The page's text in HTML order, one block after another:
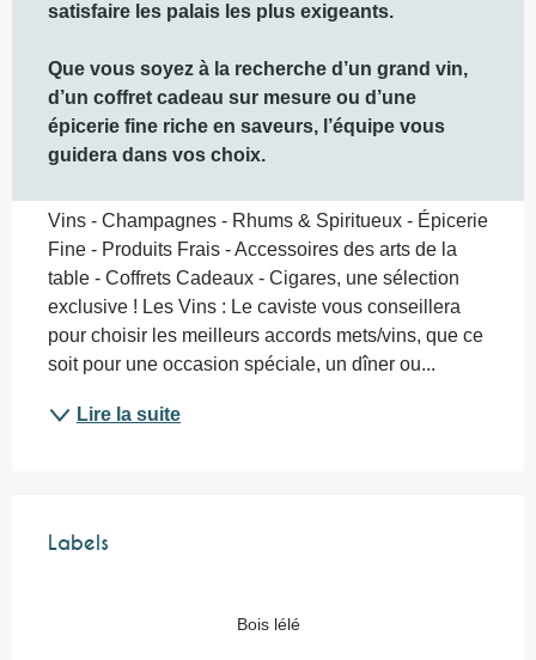
satisfaire les palais les plus exigeants.
Que vous soyez à la recherche d’un grand vin,
d’un coffret cadeau sur mesure ou d’une
épicerie fine riche en saveurs, l’équipe vous
guidera dans vos choix.
Vins - Champagnes - Rhums & Spiritueux - Épicerie
Fine - Produits Frais - Accessoires des arts de la
table - Coffrets Cadeaux - Cigares, une sélection
exclusive ! Les Vins : Le caviste vous conseillera
pour choisir les meilleurs accords mets/vins, que ce
soit pour une occasion spéciale, un dîner ou...
Lire la suite
Labels
Labels
Bois lélé